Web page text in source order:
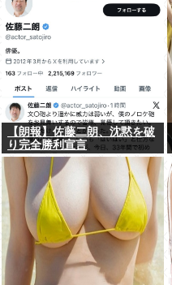
【朗報】佐藤二朗、沈黙を破
り完全勝利宣言